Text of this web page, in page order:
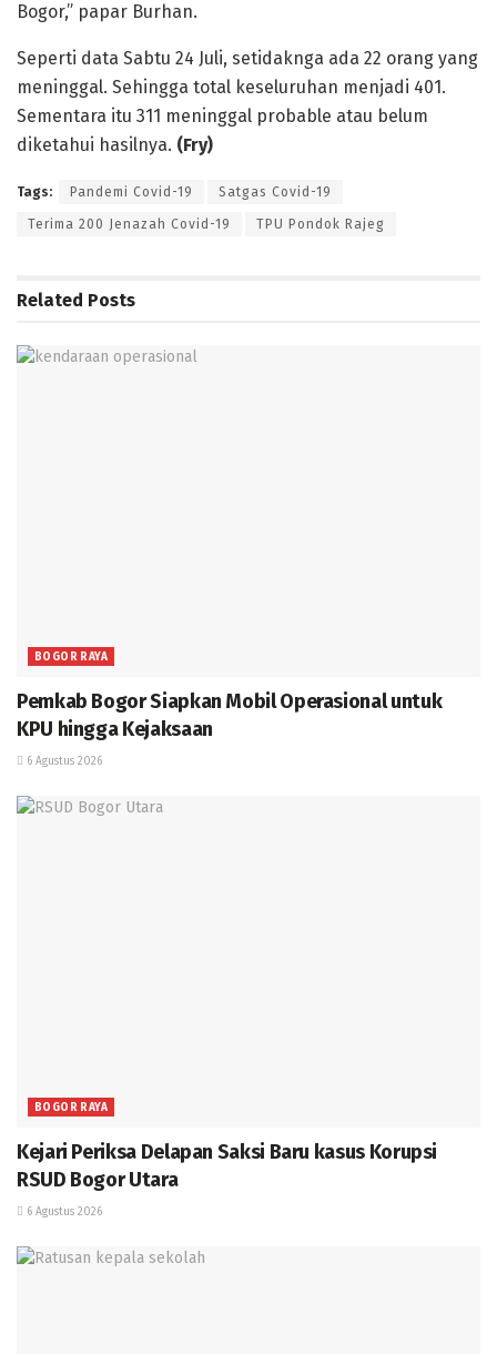
Bogor,” papar Burhan.
Seperti data Sabtu 24 Juli, setidaknga ada 22 orang yang
meninggal. Sehingga total keseluruhan menjadi 401.
Sementara itu 311 meninggal probable atau belum
diketahui hasilnya. (Fry)
Tags: Pandemi Covid-19 Satgas Covid-19
Terima 200 Jenazah Covid-19 TPU Pondok Rajeg
Related Posts
BOGOR RAYA
Pemkab Bogor Siapkan Mobil Operasional untuk
KPU hingga Kejaksaan
6 Agustus 2026
BOGOR RAYA
Kejari Periksa Delapan Saksi Baru kasus Korupsi
RSUD Bogor Utara
6 Agustus 2026